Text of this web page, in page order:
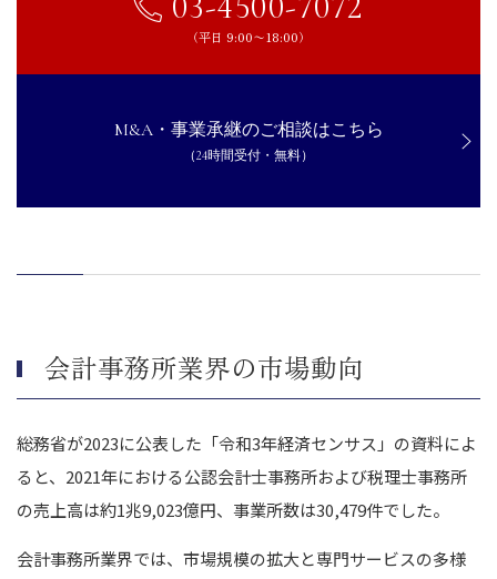
会計事務所がM&Aをするデメリット
従業員の離職リスク
会計事務所がM&Aを成功させるためのポイント
税理士法人TOTALと井上総合会計事務所のM&A
まとめ｜会計事務所のM&A動向を押さえてM&Aを成功させまし
（平日 9:00〜18:00）
M&A・事業承継のご相談はこちら
（24時間受付・無料）
会計事務所業界の市場動向
総務省が2023に公表した「令和3年経済センサス」の資料によ
ると、2021年における公認会計士事務所および税理士事務所
の売上高は約1兆9,023億円、事業所数は30,479件でした。
会計事務所業界では、市場規模の拡大と専門サービスの多様